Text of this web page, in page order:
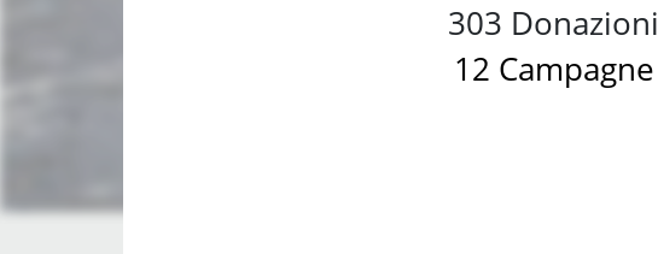
303 Donazioni
12 Campagne